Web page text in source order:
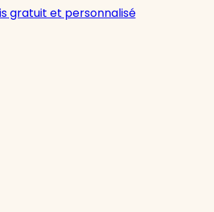
gratuit et personnalisé